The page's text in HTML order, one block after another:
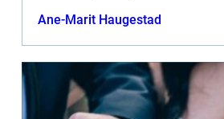
Ane-Marit Haugestad